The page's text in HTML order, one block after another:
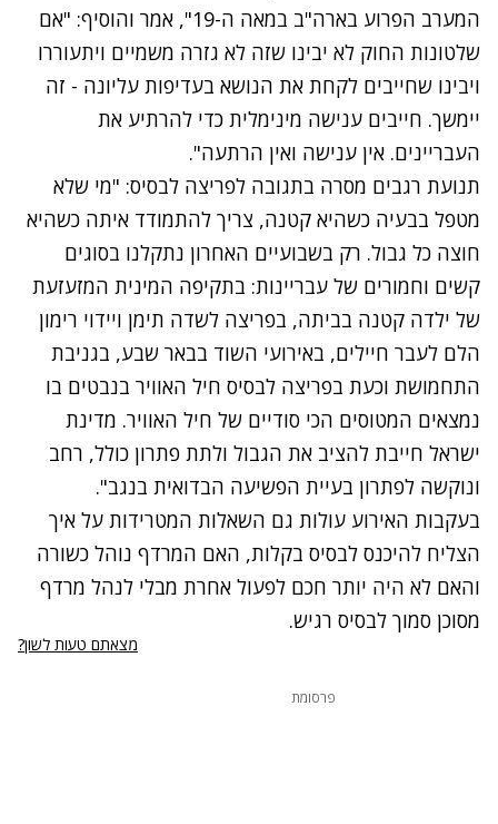
המערב הפרוע בארה"ב במאה ה-19", אמר והוסיף: "אם
שלטונות החוק לא יבינו שזה לא גזרה משמיים ויתעוררו
ויבינו שחייבים לקחת את הנושא בעדיפות עליונה - זה
יימשך. חייבים ענישה מינימלית כדי להרתיע את
העבריינים. אין ענישה ואין הרתעה".
תנועת רגבים מסרה בתגובה לפריצה לבסיס: "מי שלא
מטפל בבעיה כשהיא קטנה, צריך להתמודד איתה כשהיא
חוצה כל גבול. רק בשבועיים האחרון נתקלנו בסוגים
קשים וחמורים של עבריינות: בתקיפה המינית המזעזעת
של ילדה קטנה בביתה, בפריצה לשדה תימן ויידוי רימון
הלם לעבר חיילים, באירועי השוד בבאר שבע, בגניבת
התחמושת וכעת בפריצה לבסיס חיל האוויר בנבטים בו
נמצאים המטוסים הכי סודיים של חיל האוויר. מדינת
ישראל חייבת להציב את הגבול ולתת פתרון כולל, רחב
ונוקשה לפתרון בעיית הפשיעה הבדואית בנגב".
בעקבות האירוע עולות גם השאלות המטרידות על איך
הצליח להיכנס לבסיס בקלות, האם המרדף נוהל כשורה
והאם לא היה יותר חכם לפעול אחרת מבלי לנהל מרדף
מסוכן סמוך לבסיס רגיש.
מצאתם טעות לשון?
פרסומת